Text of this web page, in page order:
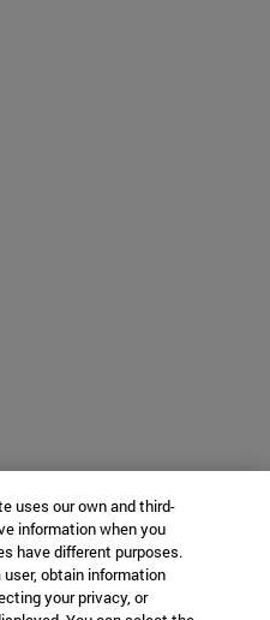
uses our own and third-
information when you
have different purposes.
obtain information
your privacy, or